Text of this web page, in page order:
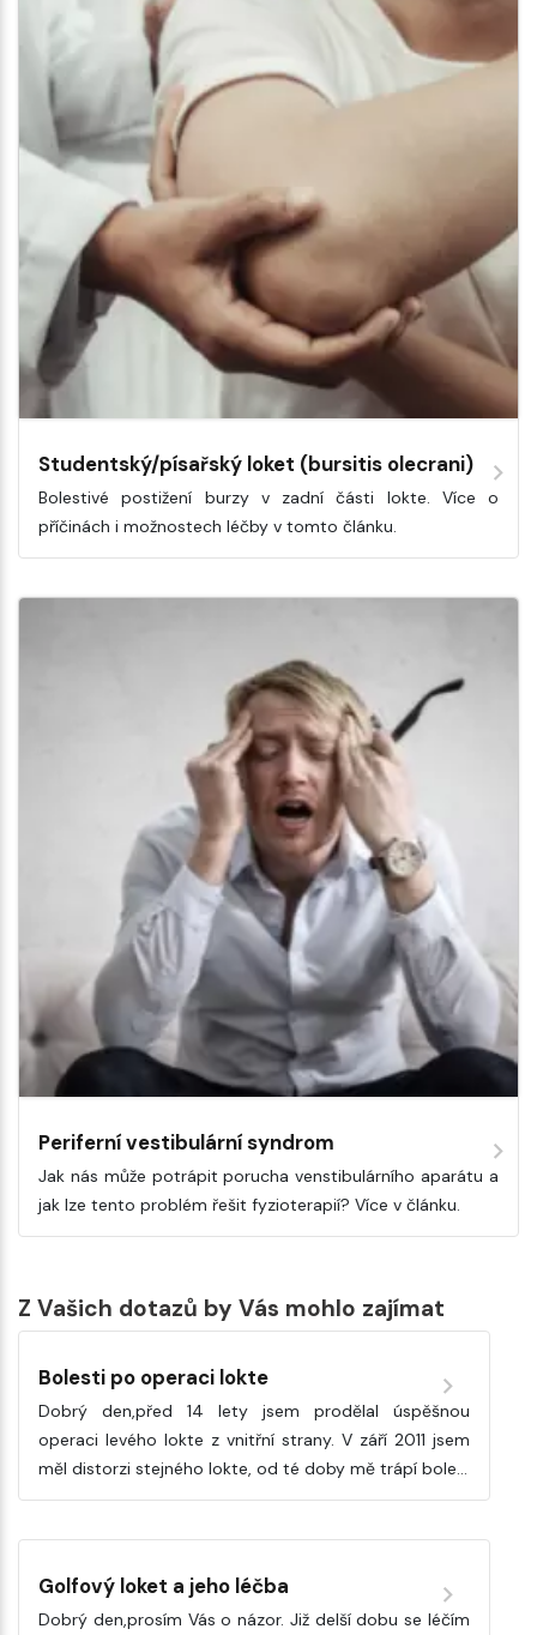
Studentský/písařský loket (bursitis olecrani)
Bolestivé postižení burzy v zadní části lokte. Více o
příčinách i možnostech léčby v tomto článku.
Periferní vestibulární syndrom
Jak nás může potrápit porucha venstibulárního aparátu a
jak lze tento problém řešit fyzioterapií? Více v článku.
Z Vašich dotazů by Vás mohlo zajímat
Bolesti po operaci lokte
Dobrý den,před 14 lety jsem prodělal úspěšnou
operaci levého lokte z vnitřní strany. V září 2011 jsem
měl distorzi stejného lokte, od té doby mě trápí bole…
Golfový loket a jeho léčba
Dobrý den,prosím Vás o názor. Již delší dobu se léčím